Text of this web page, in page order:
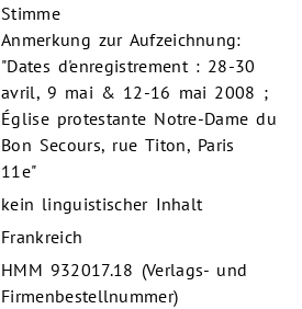
Stimme
Anmerkung zur Aufzeichnung:
"Dates d'enregistrement : 28-30
avril, 9 mai & 12-16 mai 2008 ;
Église protestante Notre-Dame du
Bon Secours, rue Titon, Paris
11e"
kein linguistischer Inhalt
Frankreich
HMM 932017.18 (Verlags- und
Firmenbestellnummer)